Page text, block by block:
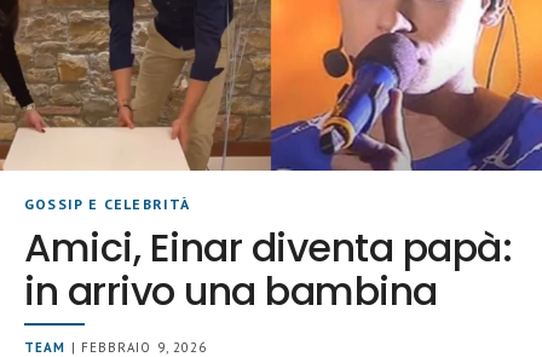
GOSSIP E CELEBRITÀ
Amici, Einar diventa papà:
in arrivo una bambina
TEAM | FEBBRAIO 9, 2026